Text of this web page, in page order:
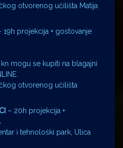
otvorenog učilišta Matija
19h projekcija + gostovanje
mogu se kupiti na blagajni
otvorenog učilišta
– 20h projekcija +
i tehnološki park, Ulica